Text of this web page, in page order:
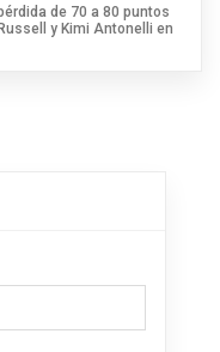
de 70 a 80 puntos
y Kimi Antonelli en